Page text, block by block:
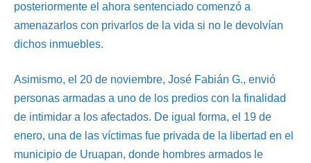
posteriormente el ahora sentenciado comenzó a
amenazarlos con privarlos de la vida si no le devolvían
dichos inmuebles.
Asimismo, el 20 de noviembre, José Fabián G., envió
personas armadas a uno de los predios con la finalidad
de intimidar a los afectados. De igual forma, el 19 de
enero, una de las víctimas fue privada de la libertad en el
municipio de Uruapan, donde hombres armados le